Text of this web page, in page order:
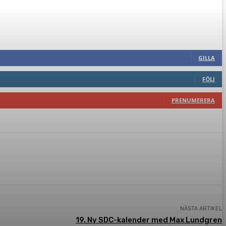
GILLA
FÖLJ
PRENUMERERA
NÄSTA ARTIKEL
19. Ny SDC-kalender med Max Lundgren